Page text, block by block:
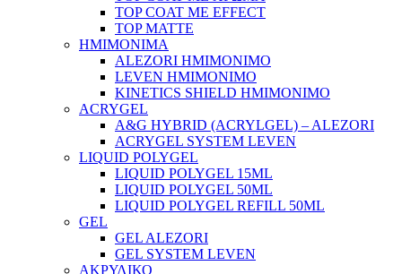
TOP COAT ΜΕ EFFECT
TOP MATTE
ΗΜΙΜΟΝΙΜΑ
ALEZORI ΗΜΙΜΟΝΙΜΟ
LEVEN ΗΜΙΜΟΝΙΜΟ
KINETICS SHIELD ΗΜΙΜΟΝΙΜΟ
ACRYGEL
A&G HYBRID (ACRYLGEL) – ALEZORI
ACRYGEL SYSTEM LEVEN
LIQUID POLYGEL
LIQUID POLYGEL 15ML
LIQUID POLYGEL 50ML
LIQUID POLYGEL REFILL 50ML
GEL
GEL ALEZORI
GEL SYSTEM LEVEN
ΑΚΡΥΛΙΚΟ